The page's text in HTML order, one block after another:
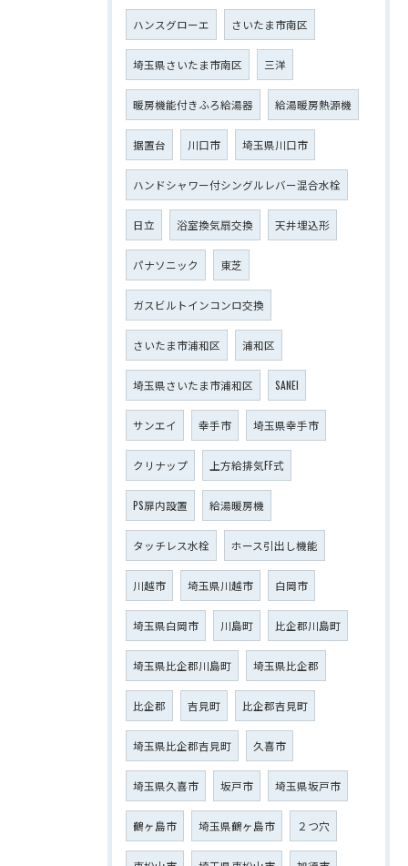
ハンスグローエ さいたま市南区
埼玉県さいたま市南区 三洋
暖房機能付きふろ給湯器 給湯暖房熱源機
据置台 川口市 埼玉県川口市
ハンドシャワー付シングルレバー混合水栓
日立 浴室換気扇交換 天井埋込形
パナソニック 東芝
ガスビルトインコンロ交換
さいたま市浦和区 浦和区
埼玉県さいたま市浦和区 SANEI
サンエイ 幸手市 埼玉県幸手市
クリナップ 上方給排気FF式
PS扉内設置 給湯暖房機
タッチレス水栓 ホース引出し機能
川越市 埼玉県川越市 白岡市
埼玉県白岡市 川島町 比企郡川島町
埼玉県比企郡川島町 埼玉県比企郡
比企郡 吉見町 比企郡吉見町
埼玉県比企郡吉見町 久喜市
埼玉県久喜市 坂戸市 埼玉県坂戸市
鶴ヶ島市 埼玉県鶴ヶ島市 ２つ穴